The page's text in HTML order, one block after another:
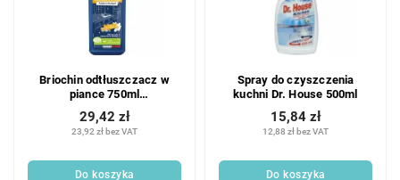
Briochin odtłuszczacz w
piance 750ml
Pomarańczowy
23,92 zł bez VAT
29,42 zł
Do koszyka
Spray do czyszczenia
kuchni Dr. House 500ml
12,88 zł bez VAT
15,84 zł
Do koszyka